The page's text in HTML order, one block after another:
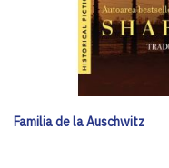
Familia de la Auschwitz